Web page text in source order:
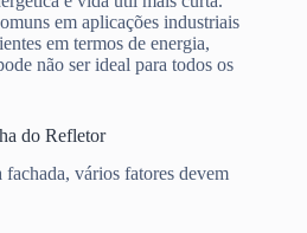
em aplicações industriais
em termos de energia,
não ser ideal para todos os
do Refletor
vários fatores devem